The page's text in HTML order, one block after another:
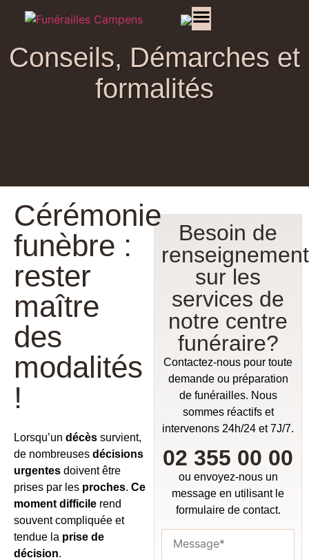
Conseils, Démarches et
formalités
Cérémonie
funèbre :
rester
maître
des
modalités
!
Lorsqu’un décès survient,
de nombreuses décisions
urgentes doivent être
prises par les proches. Ce
moment difficile rend
souvent compliquée et
tendue la prise de
décision.
Besoin de
sur les
services de
notre centre
funéraire?
Contactez-nous pour toute
demande ou préparation
de funérailles. Nous
sommes réactifs et
intervenons 24h/24 et 7J/7.
02 355 00 00
ou envoyez-nous un
message en utilisant le
formulaire de contact.